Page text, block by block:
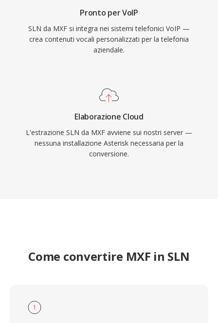
Pronto per VoIP
SLN da MXF si integra nei sistemi telefonici VoIP —
crea contenuti vocali personalizzati per la telefonia
aziendale.
Elaborazione Cloud
L'estrazione SLN da MXF avviene sui nostri server —
nessuna installazione Asterisk necessaria per la
conversione.
Come convertire MXF in SLN
1